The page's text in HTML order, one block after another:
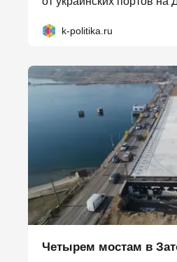
k-politika.ru
Четырем мостам в